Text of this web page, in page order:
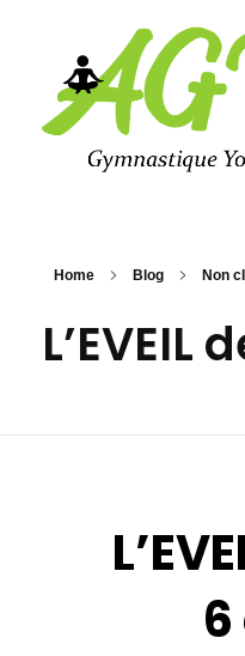
Home Blog Non
L’EVEIL